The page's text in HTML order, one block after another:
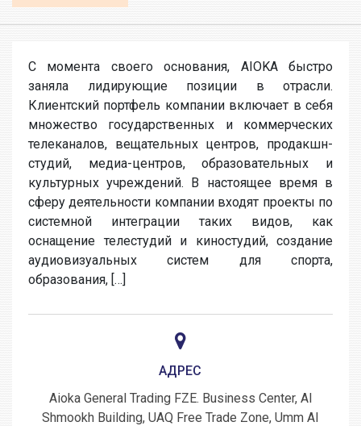
С момента своего основания, AIOKA быстро
заняла лидирующие позиции в отрасли.
Клиентский портфель компании включает в себя
множество государственных и коммерческих
телеканалов, вещательных центров, продакшн-
студий, медиа-центров, образовательных и
культурных учреждений. В настоящее время в
сферу деятельности компании входят проекты по
системной интеграции таких видов, как
оснащение телестудий и киностудий, создание
аудиовизуальных систем для спорта,
образования, […]
АДРЕС
Aioka General Trading FZE. Business Center, Al
Shmookh Building, UAQ Free Trade Zone, Umm Al